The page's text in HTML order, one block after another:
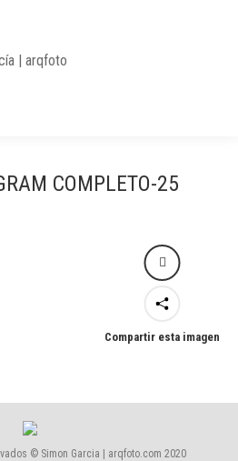
COMPLETO-25
Compartir esta imagen
© Simon Garcia | arqfoto.com 2020